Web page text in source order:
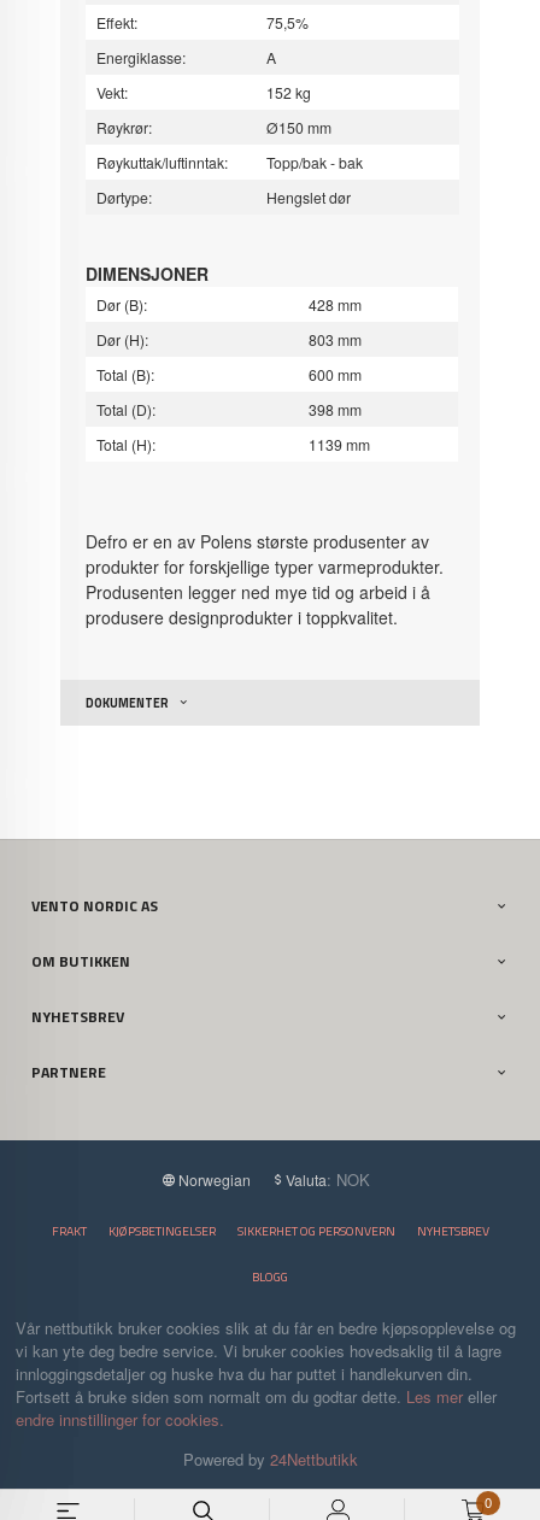
0
Effekt:
75,5%
Energiklasse:
A
Vekt:
152 kg
Røykrør:
Ø150 mm
Røykuttak/luftinntak:
Topp/bak - bak
Dørtype:
Hengslet dør
DIMENSJONER
Dør (B):
428 mm
Dør (H):
803 mm
Total (B):
600 mm
Total (D):
398 mm
Total (H):
1139mm
Defro er en av Polens største produsenter av
produkter for forskjellige typer varmeprodukter.
Produsenten legger ned mye tid og arbeid i å
produsere designprodukter i toppkvalitet.
DOKUMENTER
VENTO NORDIC AS
OM BUTIKKEN
NYHETSBREV
PARTNERE
Norwegian Valuta: NOK
FRAKT KJØPSBETINGELSER SIKKERHET OG PERSONVERN NYHETSBREV
BLOGG
Vår nettbutikk bruker cookies slik at du får en bedre kjøpsopplevelse og
vi kan yte deg bedre service. Vi bruker cookies hovedsaklig til å lagre
innloggingsdetaljer og huske hva du har puttet i handlekurven din.
Fortsett å bruke siden som normalt om du godtar dette. Les mer eller
endre innstillinger for cookies.
Powered by 24Nettbutikk